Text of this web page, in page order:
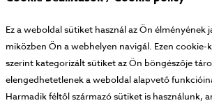
Ez a weboldal sütiket használ az Ön élményének
miközben Ön a webhelyen navigál. Ezen cookie-
szerint kategorizált sütiket az Ön böngészője
elengedhetetlenek a weboldal alapvető
Harmadik féltől származó sütiket is használunk,